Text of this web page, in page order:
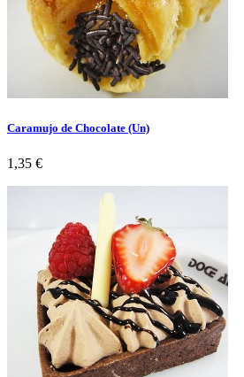
Caramujo de Chocolate (Un)
Preço
1,35 €